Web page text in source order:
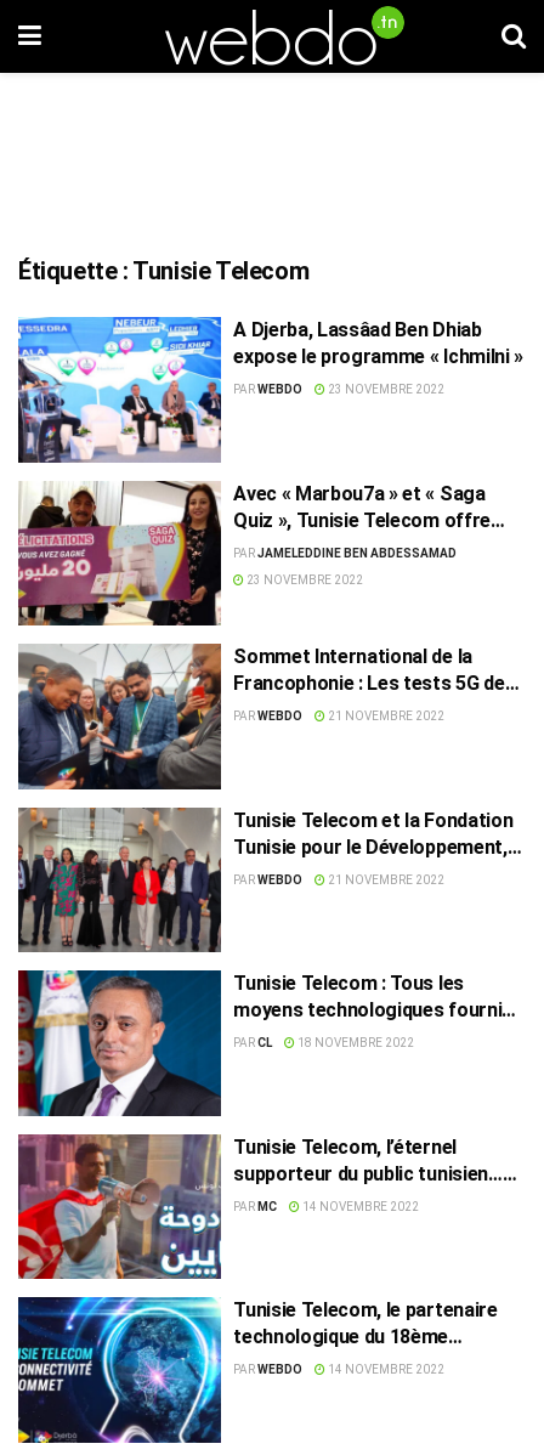
Étiquette : Tunisie Telecom
A Djerba, Lassâad Ben Dhiab
expose le programme « Ichmilni »
PARWEBDO 23 NOVEMBRE 2022
Avec « Marbou7a » et « Saga
Quiz », Tunisie Telecom offre
plus de 840 mille dinars aux
gagnants
PARJAMELEDDINE BEN ABDESSAMAD
23 NOVEMBRE 2022
Sommet International de la
Francophonie : Les tests 5G de
Tunisie Telecom, un vrai succès
PARWEBDO 21 NOVEMBRE 2022
Tunisie Telecom et la Fondation
Tunisie pour le Développement,
main dans la main pour inculquer
PARWEBDO 21 NOVEMBRE 2022
Tunisie Telecom : Tous les
moyens technologiques fournis
pour faire réussir le Sommet de
PARCL 18 NOVEMBRE 2022
Tunisie Telecom, l’éternel
supporteur du public tunisien…
pour de VRAI !
PAR MC 14 NOVEMBRE 2022
Tunisie Telecom, le partenaire
technologique du 18ème
Sommet International de la
PARWEBDO 14 NOVEMBRE 2022